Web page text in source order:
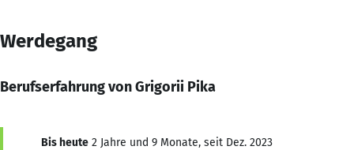
Werdegang
Berufserfahrung von Grigorii Pika
Bis heute 2 Jahre und 9 Monate, seit Dez. 2023